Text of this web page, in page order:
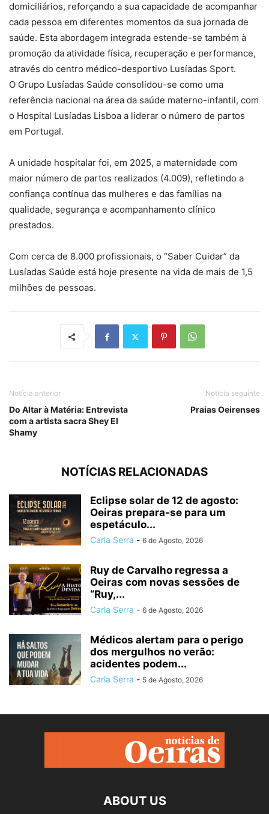
domiciliários, reforçando a sua capacidade de acompanhar
cada pessoa em diferentes momentos da sua jornada de
saúde. Esta abordagem integrada estende-se também à
promoção da atividade física, recuperação e performance,
através do centro médico-desportivo Lusíadas Sport.
O Grupo Lusíadas Saúde consolidou-se como uma
referência nacional na área da saúde materno-infantil, com
o Hospital Lusíadas Lisboa a liderar o número de partos
em Portugal.
A unidade hospitalar foi, em 2025, a maternidade com
maior número de partos realizados (4.009), refletindo a
confiança contínua das mulheres e das famílias na
qualidade, segurança e acompanhamento clínico
prestados.
Com cerca de 8.000 profissionais, o “Saber Cuidar” da
Lusíadas Saúde está hoje presente na vida de mais de 1,5
milhões de pessoas.
Notícia anterior
Do Altar à Matéria: Entrevista
com a artista sacra Shey El
Shamy
Notícia seguinte
Praias Oeirenses
NOTÍCIAS RELACIONADAS
Eclipse solar de 12 de agosto:
Oeiras prepara-se para um
espetáculo...
Carla Serra - 6 de Agosto, 2026
Ruy de Carvalho regressa a
Oeiras com novas sessões de
“Ruy,...
Carla Serra - 6 de Agosto, 2026
Médicos alertam para o perigo
dos mergulhos no verão:
acidentes podem...
Carla Serra - 5 de Agosto, 2026
ABOUT US